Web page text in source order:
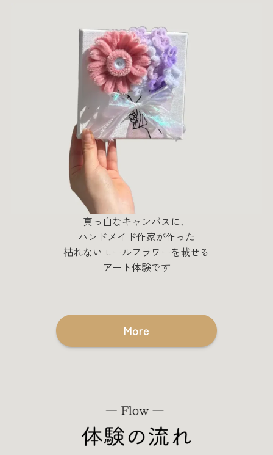
真っ白なキャンバスに、
ハンドメイド作家が作った
枯れないモールフラワーを載せる
アート体験です
More